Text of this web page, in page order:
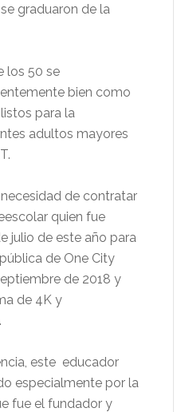
graduaron de la
los 50 se
bien como
para la
adultos mayores
de contratar
quien fue
julio de este año para
de One City
de 2018 y
de 4K y
este educador
especialmente por la
fue el fundador y